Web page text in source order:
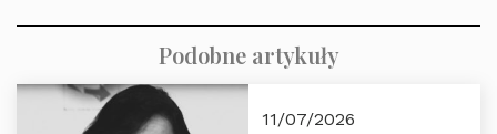
Podobne artykuły
11/07/2026